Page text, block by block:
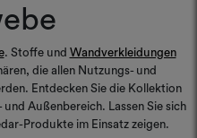
. Stoffe und Wandverkleidungen
die allen Nutzungs- und
Entdecken Sie die Kollektion
Außenbereich. Lassen Sie sich
Produkte im Einsatz zeigen.